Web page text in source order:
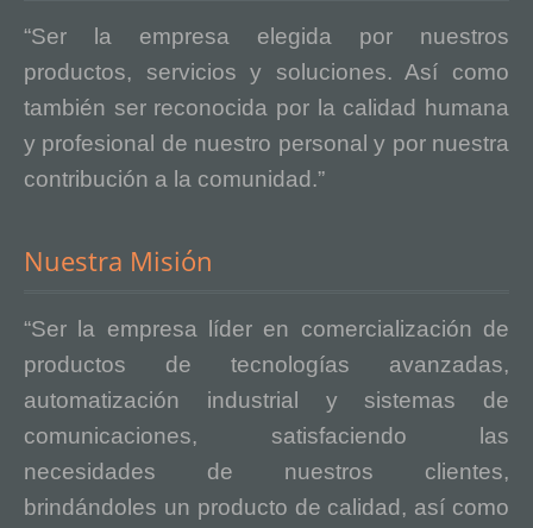
“Ser la empresa elegida por nuestros
productos, servicios y soluciones. Así como
también ser reconocida por la calidad humana
y profesional de nuestro personal y por nuestra
contribución a la comunidad.”
Nuestra Misión
“Ser la empresa líder en comercialización de
productos de tecnologías avanzadas,
automatización industrial y sistemas de
comunicaciones, satisfaciendo las
necesidades de nuestros clientes,
brindándoles un producto de calidad, así como